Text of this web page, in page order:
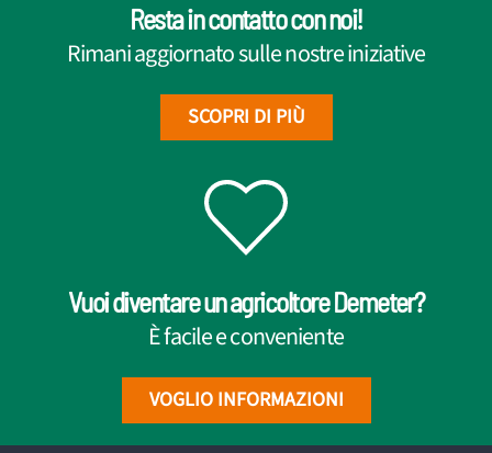
Resta in contatto con noi!
Rimani aggiornato sulle nostre iniziative
SCOPRI DI PIÙ
Vuoi diventare un agricoltore Demeter?
È facile e conveniente
VOGLIO INFORMAZIONI